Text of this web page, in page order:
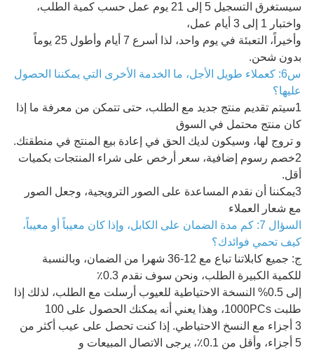
سيستغرق التسجيل 5 إلى 21 يوم عمل حسب كمية الطلب،
واختبار 1 إلى 3 أيام عمل،
وأخيراً، التعبئة في يوم واحد، لذا أسرع 7 أيام وأطول 25 يوماً
بدون شحن.
س6: كعملاء طويل الأجل، ما الخدمة الأخرى التي يمكننا الحصول
عليها؟
1سيتم تقديم منتج جديد مع الطلب، حتى تتمكن من معرفة ما إذا
كان منتج محتمل في السوق
و تروج لها، وسيكون لديك الحق في إعادة بيع المنتج في منطقتك.
2خصم رسوم إضافية، سعر أرخص على شراء المنتجات بكميات
أقل.
3يمكننا أن نقدم المساعدة على الصور الترويجية، وجعل الصور
مع شعار العملاء
السؤال 7: كم مدة الضمان على الكابل، وإذا كان معيباً أو معيباً،
كيف تحمي فوائدك؟
ج: جميع كابلاتنا تباع مع 12-36 شهرا من الضمان، وبالنسبة
للكمية الكبيرة الطلب، ونحن سوف نقدم 0.3٪
إلى 0.5% النسخة الاحتياطية للعيوب أرسلت مع الطلب، لذلك إذا
طلبت 1000PCs، وهذا يعني أنه يمكنك الحصول على 100
3 أجزاء مع النسخ الاحتياطي. إذا كنت تحصل على عيب أكثر من
5 أجزاء، وأقل من 0.1٪، يرجى الاتصال المبيعات و